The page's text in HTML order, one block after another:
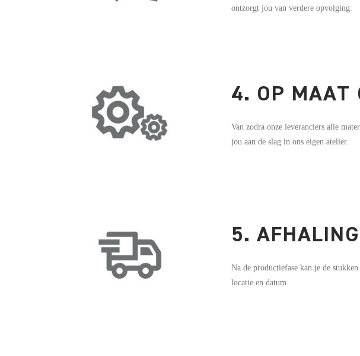
ontzorgt jou van verdere opvolging.
4. OP MAAT
Van zodra onze leveranciers alle
jou aan de slag in ons eigen atelier.
5.
Na de productiefase kan je de
locatie en datum.